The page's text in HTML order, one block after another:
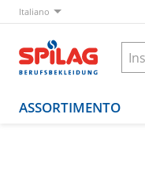
Italiano
ASSORTIMENTO